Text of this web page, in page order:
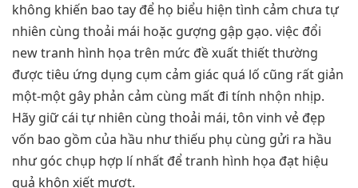
không khiến bao tay để họ biểu hiện tình cảm chưa tự
nhiên cùng thoải mái hoặc gượng gập gạo. việc đổi
new tranh hình họa trên mức đề xuất thiết thường
được tiêu ứng dụng cụm cảm giác quá lố cũng rất giản
một-một gây phản cảm cùng mất đi tính nhộn nhịp.
Hãy giữ cái tự nhiên cùng thoải mái, tôn vinh vẻ đẹp
vốn bao gồm của hầu như thiếu phụ cùng gửi ra hầu
như góc chụp hợp lí nhất để tranh hình họa đạt hiệu
quả khôn xiết mượt.